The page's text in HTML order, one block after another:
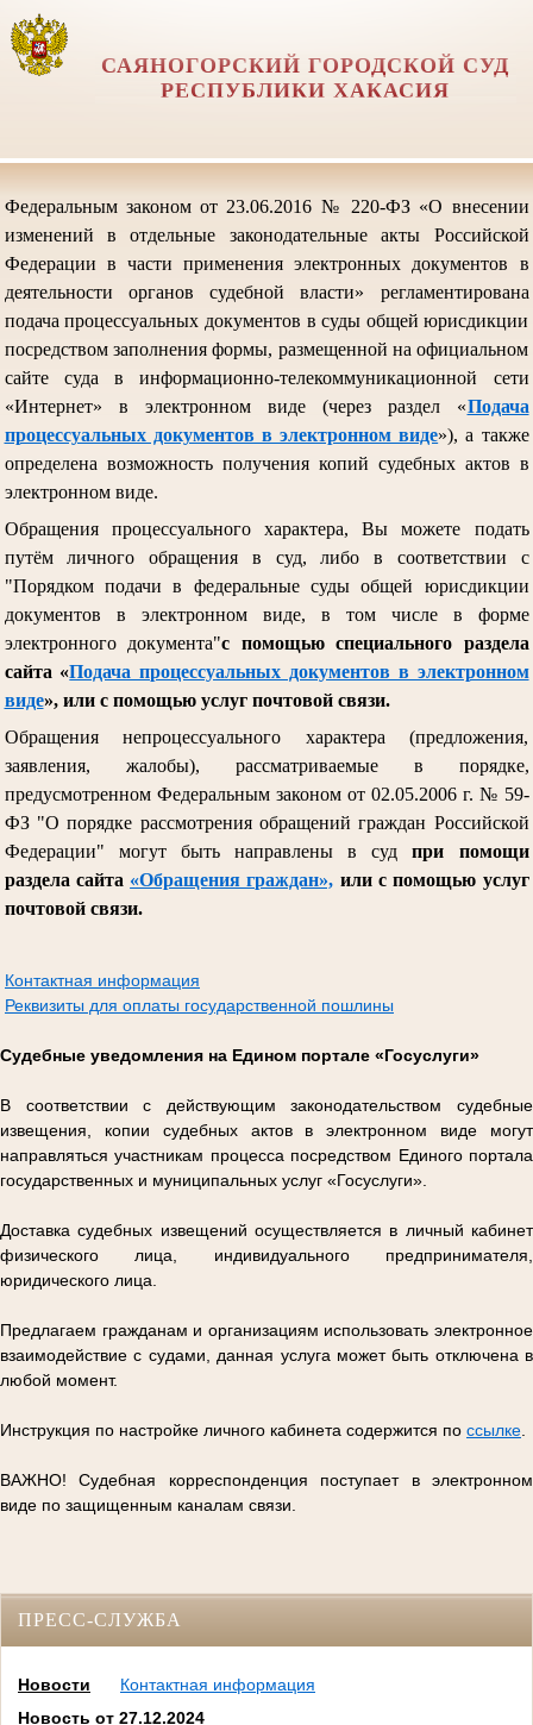
САЯНОГОРСКИЙ ГОРОДСКОЙ СУД
РЕСПУБЛИКИ ХАКАСИЯ
Федеральным законом от 23.06.2016 № 220-ФЗ «О внесении
изменений в отдельные законодательные акты Российской
Федерации в части применения электронных документов в
деятельности органов судебной власти» регламентирована
подача процессуальных документов в суды общей юрисдикции
посредством заполнения формы, размещенной на официальном
сайте суда в информационно-телекоммуникационной сети
«Интернет» в электронном виде (через раздел «Подача
процессуальных документов в электронном виде»), а также
определена возможность получения копий судебных актов в
электронном виде.
Обращения процессуального характера, Вы можете подать
путём личного обращения в суд, либо в соответствии с
"Порядком подачи в федеральные суды общей юрисдикции
документов в электронном виде, в том числе в форме
электронного документа"с помощью специального раздела
сайта «Подача процессуальных документов в электронном
виде», или с помощью услуг почтовой связи.
Обращения непроцессуального характера (предложения,
заявления, жалобы), рассматриваемые в порядке,
предусмотренном Федеральным законом от 02.05.2006 г. № 59-
ФЗ "О порядке рассмотрения обращений граждан Российской
Федерации" могут быть направлены в судпри помощи
раздела сайта «Обращения граждан», или с помощью услуг
почтовой связи.
Контактная информация
Реквизиты для оплаты государственной пошлины
Судебные уведомления на Едином портале «Госуслуги»
В соответствии с действующим законодательством судебные
извещения, копии судебных актов в электронном виде могут
направляться участникам процесса посредством Единого портала
государственных и муниципальных услуг «Госуслуги».
Доставка судебных извещений осуществляется в личный кабинет
физического лица, индивидуального предпринимателя,
юридического лица.
Предлагаем гражданам и организациям использовать электронное
взаимодействие с судами, данная услуга может быть отключена в
любой момент.
Инструкция по настройке личного кабинета содержится по ссылке
ВАЖНО! Судебная корреспонденция поступает в электронном
виде по защищенным каналам связи.
ПРЕСС-СЛУЖБА
Новости
Контактная информация
Новость от 27.12.2024